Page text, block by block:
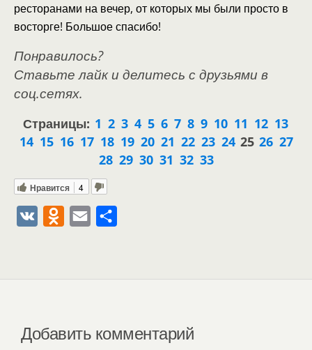
ресторанами на вечер, от которых мы были просто в
восторге! Большое спасибо!
Понравилось?
Ставьте лайк и делитесь с друзьями в
соц.сетях.
Страницы: 1 2 3 4 5 6 7 8 9 10 11 12 13
14 15 16 17 18 19 20 21 22 23 24 25 26 27
28 29 30 31 32 33
Нравится 4
o
a
i
р
и
Добавить комментарий